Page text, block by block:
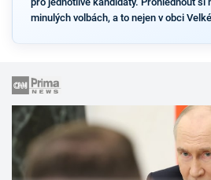
minulých volbách, a to nejen v obci